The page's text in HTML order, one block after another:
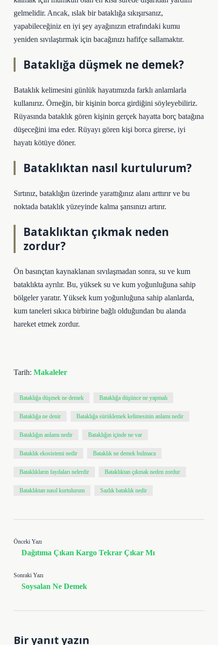
gelmelidir. Ancak, ıslak bir bataklığa sıkışırsanız,
yapabileceğiniz en iyi şey ayağınızın etrafındaki kumu
yeniden sıvılaştırmak için bacağınızı hafifçe sallamaktır.
Bataklığa düşmek ne demek?
Bataklık kelimesini günlük hayatımızda farklı anlamlarla
kullanırız. Örneğin, bir kişinin borca ​​girdiğini söyleyebiliriz.
Rüyasında bataklık gören kişinin gerçek hayatta borç batağına
düşeceğini ima eder. Rüyayı gören kişi borca ​​girerse, iyi
hayatı kötüye döner.
Bataklıktan nasıl kurtulurum?
Sırtınız, bataklığın üzerinde yarattığınız alanı arttırır ve bu
noktada bataklık yüzeyinde kalma şansınızı artırır.
Bataklıktan çıkmak neden
zordur?
Ön basınçtan kaynaklanan sıvılaşmadan sonra, su ve kum
bataklıkta ayrılır. Bu, yüksek su ve kum yoğunluğuna sahip
bölgeler yaratır. Yüksek kum yoğunluğuna sahip alanlarda,
kum taneleri sıkıca birbirine bağlı olduğundan bu alanda
hareket etmek zordur.
Tarih: Makaleler
Bataklığa düşmek ne demek Bataklığa düşünce ne yapmalı
Bataklığa ne denir Bataklığa sürüklemek kelimesinin anlamı nedir
Bataklığın anlamı nedir Bataklığın içinde ne var
Bataklık ekosistemi nedir Bataklık ne demek bulmaca
Bataklıkların faydaları nelerdir Bataklıktan çıkmak neden zordur
Bataklıktan nasıl kurtulurum Sazlık bataklık nedir
Önceki Yazı
Dağıtıma Çıkan Kargo Tekrar Çıkar Mı
Sonraki Yazı
Soysalan Ne Demek
Bir yanıt yazın